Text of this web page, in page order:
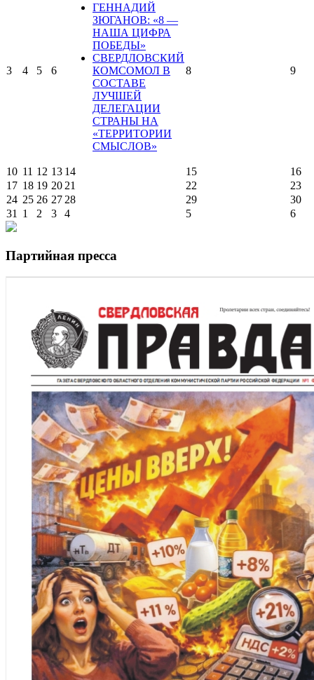
3 4 5 6
ГЕННАДИЙ
ЗЮГАНОВ: «8 —
НАША ЦИФРА
ПОБЕДЫ»
СВЕРДЛОВСКИЙ
КОМСОМОЛ В
СОСТАВЕ
ЛУЧШЕЙ
ДЕЛЕГАЦИИ
СТРАНЫ НА
«ТЕРРИТОРИИ
СМЫСЛОВ»
8 9
10 11 12 13 14 15
16
17 18 19 20 21 22
23
24 25 26 27 28 29
30
31
1 2 3 4 5 6
Партийная пресса